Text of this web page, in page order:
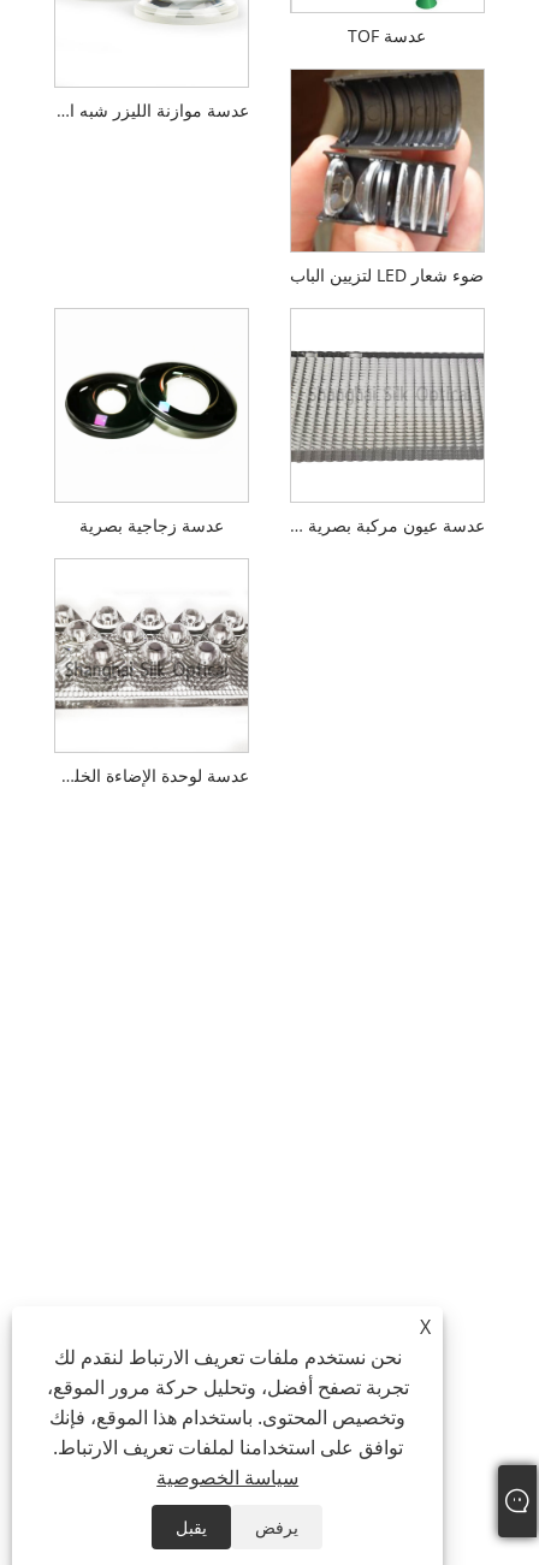
عدسة موازنة الليزر شبه الكروية من BOSHI
عدسة TOF
ضوء شعار LED لتزيين الباب
عدسة زجاجية بصرية عدسة عيون مركبة بصرية من بوشي
عدسة لوحدة الإضاءة الخلفية HUD
X
نحن نستخدم ملفات تعريف الارتباط لنقدم لك
تجربة تصفح أفضل، وتحليل حركة مرور الموقع،
وتخصيص المحتوى. باستخدام هذا الموقع، فإنك
توافق على استخدامنا لملفات تعريف الارتباط.
سياسة الخصوصية
يرفض يقبل